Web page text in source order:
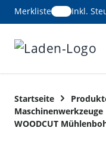
Merkliste
Inkl.
Startseite
Maschinenwerkzeuge
WOODCUT